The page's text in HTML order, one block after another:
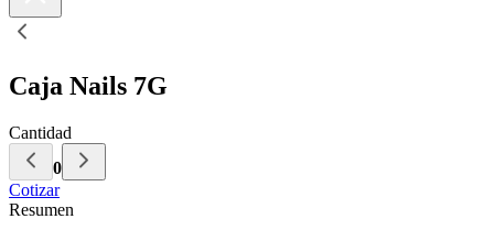
Caja Nails 7G
Cantidad
0
Cotizar
Resumen